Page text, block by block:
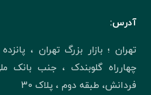
آدرس:
تهران ؛ بازار بزرگ تهران ،
چهارراه گلوبندک ، جنب بانک
فردانش، طبقه دوم ، پلاک 30